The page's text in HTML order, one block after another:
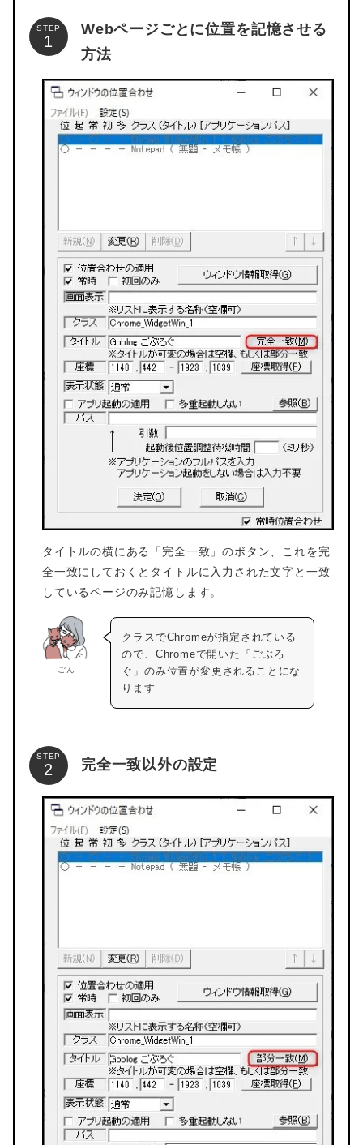
STEP
Webページごとに位置を記憶させる
方法
タイトルの横にある「完全一致」のボタン、これを完
全一致にしておくとタイトルに入力された文字と一致
しているページのみ記憶します。
ごん
クラスでChromeが指定されている
ので、Chromeで開いた「ごぶろ
ぐ」のみ位置が変更されることにな
ります
STEP
完全一致以外の設定